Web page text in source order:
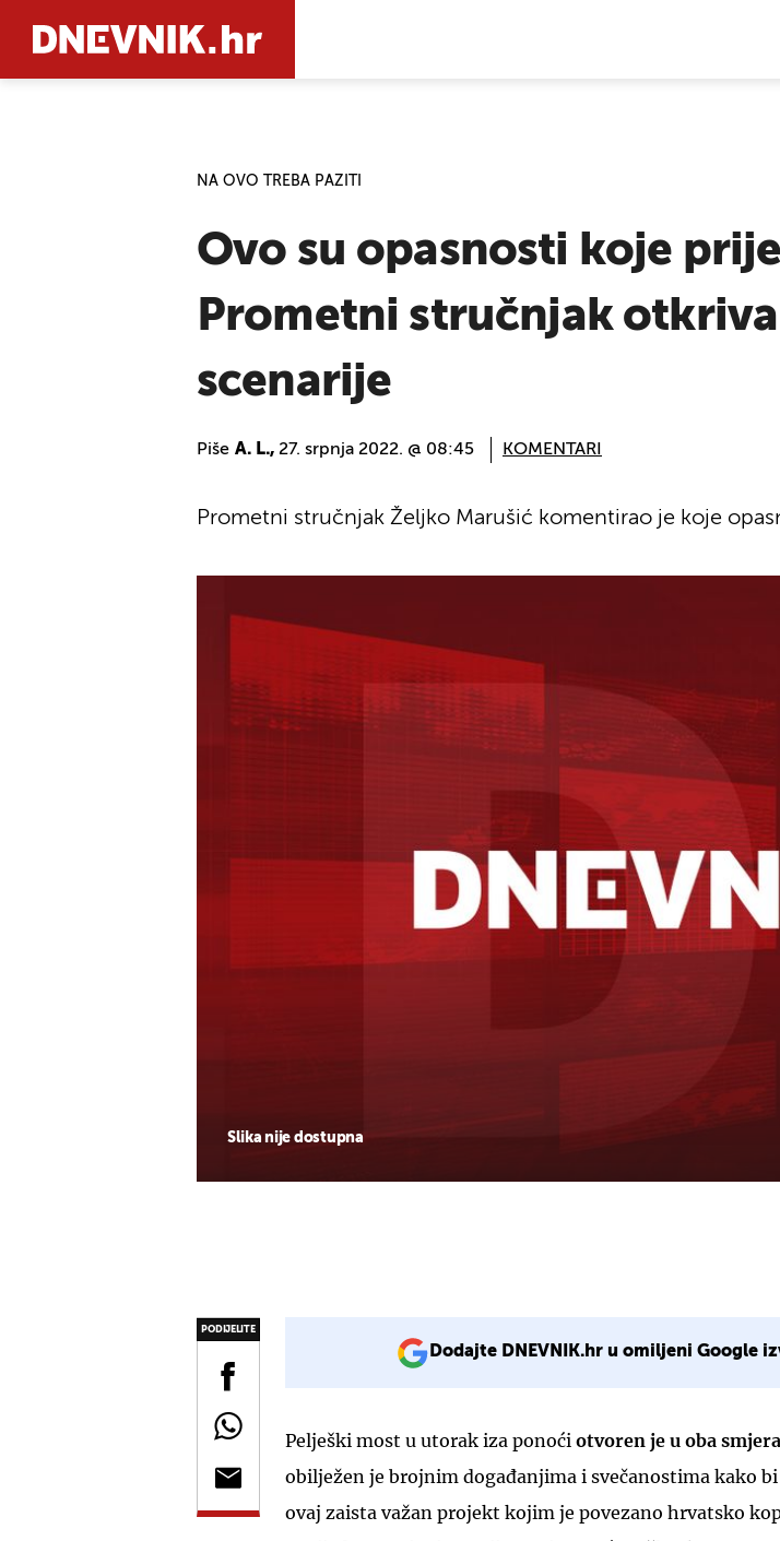
NA OVO TREBA PAZITI
Ovo su opasnosti koje
Prometni stručnjak
scenarije
Piše A. L., 27. srpnja 2022. @ 08:45 KOMENTARI
Slika nije dostupna
Prometni stručnjak Željko Marušić komentirao je koje
PODIJELITE
Dodajte DNEVNIK.hr u omiljeni Google
Pelješki most u utorak iza ponoći otvoren je u oba smjera
obilježen je brojnim događanjima i svečanostima kako
ovaj zaista važan projekt kojim je povezano hrvatsko